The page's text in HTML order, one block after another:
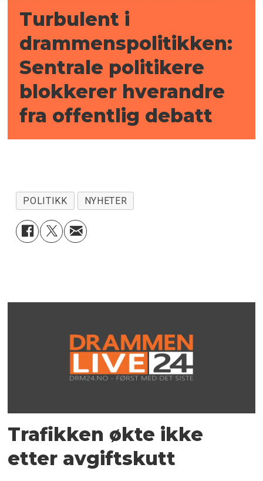
Turbulent i
drammenspolitikken:
Sentrale politikere
blokkerer hverandre
fra offentlig debatt
POLITIKK NYHETER
Trafikken økte ikke
etter avgiftskutt